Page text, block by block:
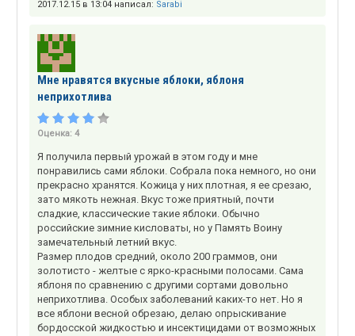
2017.12.15 в 13:04 написал: Sarabi
Мне нравятся вкусные яблоки, яблоня
неприхотлива
Оценка: 4
Я получила первый урожай в этом году и мне
понравились сами яблоки. Собрала пока немного, но они
прекрасно хранятся. Кожица у них плотная, я ее срезаю,
зато мякоть нежная. Вкус тоже приятный, почти
сладкие, классические такие яблоки. Обычно
российские зимние кисловаты, но у Память Воину
замечательный летний вкус.
Размер плодов средний, около 200 граммов, они
золотисто - желтые с ярко-красными полосами. Сама
яблоня по сравнению с другими сортами довольно
неприхотлива. Особых заболеваний каких-то нет. Но я
все яблони весной обрезаю, делаю опрыскивание
бордосской жидкостью и инсектицидами от возможных